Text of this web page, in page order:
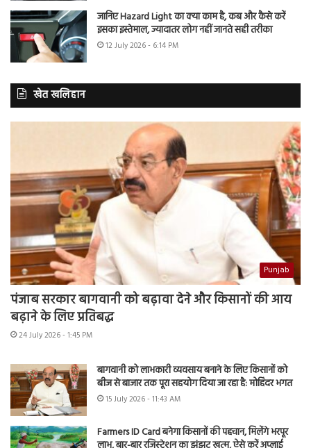
जानिए Hazard Light का क्या काम है, कब और कैसे करें
इसका इस्तेमाल, ज्यादातर लोग नहीं जानते सही तरीका
12 July 2026 - 6:14 PM
खेत खलिहान
Punjab
पंजाब सरकार बागवानी को बढ़ावा देने और किसानों की आय
बढ़ाने के लिए प्रतिबद्ध
24 July 2026 - 1:45 PM
बागवानी को लाभकारी व्यवसाय बनाने के लिए किसानों को
बीज से बाजार तक पूरा सहयोग दिया जा रहा है: मोहिंदर भगत
15 July 2026 - 11:43 AM
Farmers ID Card बनेगा किसानों की पहचान, मिलेंगे भरपूर